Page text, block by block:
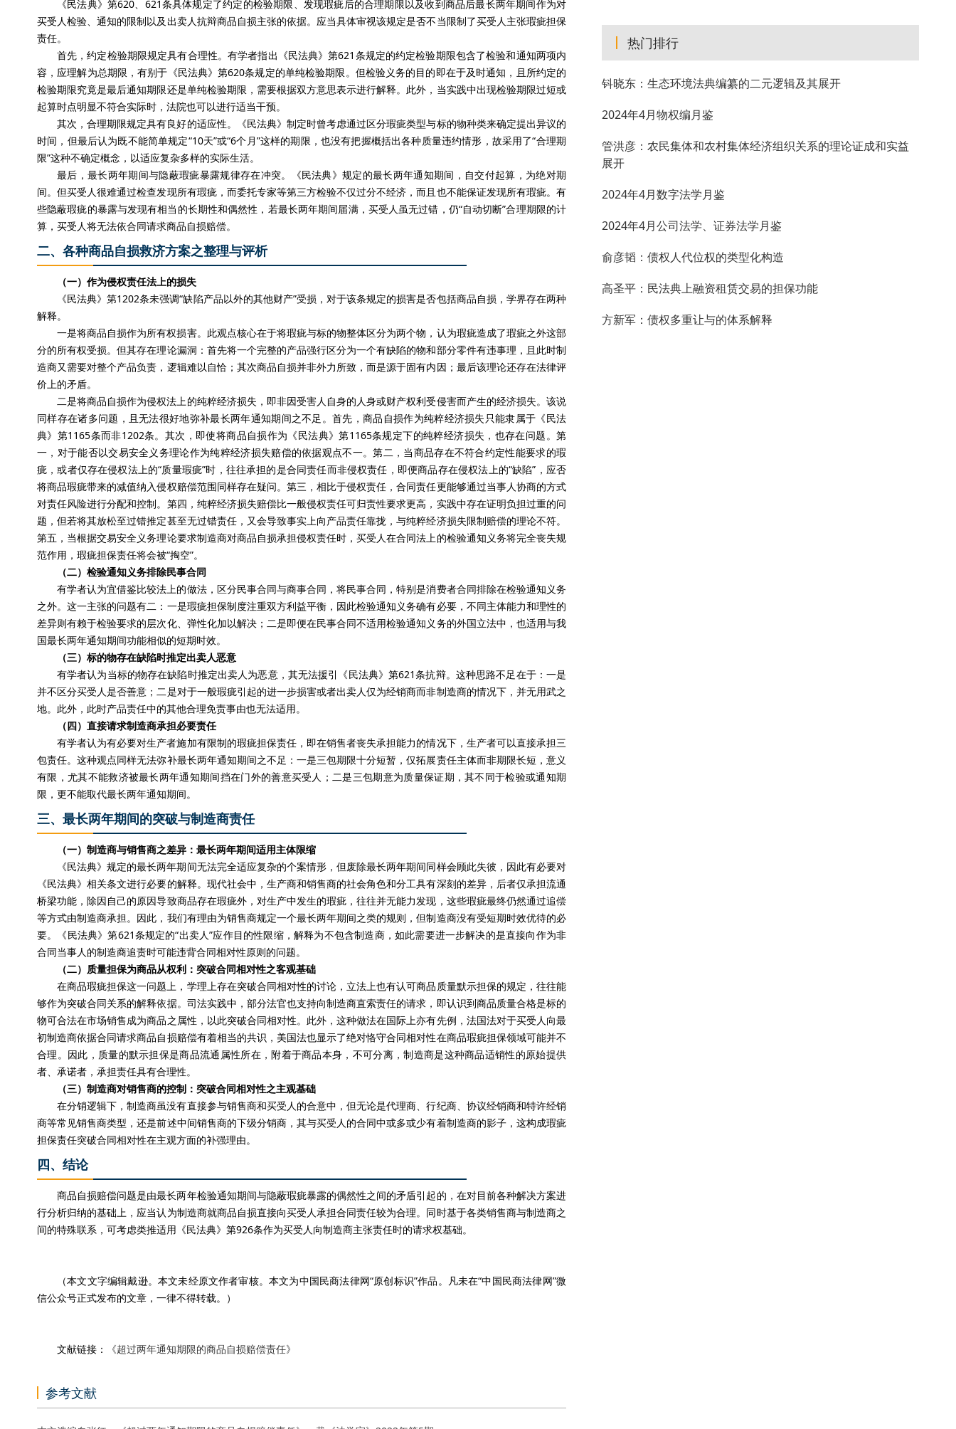
《民法典》第620、621条具体规定了约定的检验期限、发现瑕疵后的合理期限以及收到商品后最长两年期间作为对
买受人检验、通知的限制以及出卖人抗辩商品自损主张的依据。应当具体审视该规定是否不当限制了买受人主张瑕疵担保
责任。
首先，约定检验期限规定具有合理性。有学者指出《民法典》第621条规定的约定检验期限包含了检验和通知两项内
容，应理解为总期限，有别于《民法典》第620条规定的单纯检验期限。但检验义务的目的即在于及时通知，且所约定的
检验期限究竟是最后通知期限还是单纯检验期限，需要根据双方意思表示进行解释。此外，当实践中出现检验期限过短或
起算时点明显不符合实际时，法院也可以进行适当干预。
其次，合理期限规定具有良好的适应性。《民法典》制定时曾考虑通过区分瑕疵类型与标的物种类来确定提出异议的
时间，但最后认为既不能简单规定“10天”或“6个月”这样的期限，也没有把握概括出各种质量违约情形，故采用了“合理期
限”这种不确定概念，以适应复杂多样的实际生活。
最后，最长两年期间与隐蔽瑕疵暴露规律存在冲突。《民法典》规定的最长两年通知期间，自交付起算，为绝对期
间。但买受人很难通过检查发现所有瑕疵，而委托专家等第三方检验不仅过分不经济，而且也不能保证发现所有瑕疵。有
些隐蔽瑕疵的暴露与发现有相当的长期性和偶然性，若最长两年期间届满，买受人虽无过错，仍“自动切断”合理期限的计
算，买受人将无法依合同请求商品自损赔偿。
二、各种商品自损救济方案之整理与评析
（一）作为侵权责任法上的损失
《民法典》第1202条未强调“缺陷产品以外的其他财产”受损，对于该条规定的损害是否包括商品自损，学界存在两种
解释。
一是将商品自损作为所有权损害。此观点核心在于将瑕疵与标的物整体区分为两个物，认为瑕疵造成了瑕疵之外这部
分的所有权受损。但其存在理论漏洞：首先将一个完整的产品强行区分为一个有缺陷的物和部分零件有违事理，且此时制
造商又需要对整个产品负责，逻辑难以自恰；其次商品自损并非外力所致，而是源于固有内因；最后该理论还存在法律评
价上的矛盾。
二是将商品自损作为侵权法上的纯粹经济损失，即非因受害人自身的人身或财产权利受侵害而产生的经济损失。该说
同样存在诸多问题，且无法很好地弥补最长两年通知期间之不足。首先，商品自损作为纯粹经济损失只能隶属于《民法
典》第1165条而非1202条。其次，即使将商品自损作为《民法典》第1165条规定下的纯粹经济损失，也存在问题。第
一，对于能否以交易安全义务理论作为纯粹经济损失赔偿的依据观点不一。第二，当商品存在不符合约定性能要求的瑕
疵，或者仅存在侵权法上的“质量瑕疵”时，往往承担的是合同责任而非侵权责任，即便商品存在侵权法上的“缺陷”，应否
将商品瑕疵带来的减值纳入侵权赔偿范围同样存在疑问。第三，相比于侵权责任，合同责任更能够通过当事人协商的方式
对责任风险进行分配和控制。第四，纯粹经济损失赔偿比一般侵权责任可归责性要求更高，实践中存在证明负担过重的问
题，但若将其放松至过错推定甚至无过错责任，又会导致事实上向产品责任靠拢，与纯粹经济损失限制赔偿的理论不符。
第五，当根据交易安全义务理论要求制造商对商品自损承担侵权责任时，买受人在合同法上的检验通知义务将完全丧失规
范作用，瑕疵担保责任将会被“掏空”。
（二）检验通知义务排除民事合同
有学者认为宜借鉴比较法上的做法，区分民事合同与商事合同，将民事合同，特别是消费者合同排除在检验通知义务
之外。这一主张的问题有二：一是瑕疵担保制度注重双方利益平衡，因此检验通知义务确有必要，不同主体能力和理性的
差异则有赖于检验要求的层次化、弹性化加以解决；二是即便在民事合同不适用检验通知义务的外国立法中，也适用与我
国最长两年通知期间功能相似的短期时效。
（三）标的物存在缺陷时推定出卖人恶意
有学者认为当标的物存在缺陷时推定出卖人为恶意，其无法援引《民法典》第621条抗辩。这种思路不足在于：一是
并不区分买受人是否善意；二是对于一般瑕疵引起的进一步损害或者出卖人仅为经销商而非制造商的情况下，并无用武之
地。此外，此时产品责任中的其他合理免责事由也无法适用。
（四）直接请求制造商承担必要责任
有学者认为有必要对生产者施加有限制的瑕疵担保责任，即在销售者丧失承担能力的情况下，生产者可以直接承担三
包责任。这种观点同样无法弥补最长两年通知期间之不足：一是三包期限十分短暂，仅拓展责任主体而非期限长短，意义
有限，尤其不能救济被最长两年通知期间挡在门外的善意买受人；二是三包期意为质量保证期，其不同于检验或通知期
限，更不能取代最长两年通知期间。
三、最长两年期间的突破与制造商责任
（一）制造商与销售商之差异：最长两年期间适用主体限缩
《民法典》规定的最长两年期间无法完全适应复杂的个案情形，但废除最长两年期间同样会顾此失彼，因此有必要对
《民法典》相关条文进行必要的解释。现代社会中，生产商和销售商的社会角色和分工具有深刻的差异，后者仅承担流通
桥梁功能，除因自己的原因导致商品存在瑕疵外，对生产中发生的瑕疵，往往并无能力发现，这些瑕疵最终仍然通过追偿
等方式由制造商承担。因此，我们有理由为销售商规定一个最长两年期间之类的规则，但制造商没有受短期时效优待的必
要。《民法典》第621条规定的“出卖人”应作目的性限缩，解释为不包含制造商，如此需要进一步解决的是直接向作为非
合同当事人的制造商追责时可能违背合同相对性原则的问题。
（二）质量担保为商品从权利：突破合同相对性之客观基础
在商品瑕疵担保这一问题上，学理上存在突破合同相对性的讨论，立法上也有认可商品质量默示担保的规定，往往能
够作为突破合同关系的解释依据。司法实践中，部分法官也支持向制造商直索责任的请求，即认识到商品质量合格是标的
物可合法在市场销售成为商品之属性，以此突破合同相对性。此外，这种做法在国际上亦有先例，法国法对于买受人向最
初制造商依据合同请求商品自损赔偿有着相当的共识，美国法也显示了绝对恪守合同相对性在商品瑕疵担保领域可能并不
合理。因此，质量的默示担保是商品流通属性所在，附着于商品本身，不可分离，制造商是这种商品适销性的原始提供
者、承诺者，承担责任具有合理性。
（三）制造商对销售商的控制：突破合同相对性之主观基础
在分销逻辑下，制造商虽没有直接参与销售商和买受人的合意中，但无论是代理商、行纪商、协议经销商和特许经销
商等常见销售商类型，还是前述中间销售商的下级分销商，其与买受人的合同中或多或少有着制造商的影子，这构成瑕疵
担保责任突破合同相对性在主观方面的补强理由。
四、结论
商品自损赔偿问题是由最长两年检验通知期间与隐蔽瑕疵暴露的偶然性之间的矛盾引起的，在对目前各种解决方案进
行分析归纳的基础上，应当认为制造商就商品自损直接向买受人承担合同责任较为合理。同时基于各类销售商与制造商之
间的特殊联系，可考虑类推适用《民法典》第926条作为买受人向制造商主张责任时的请求权基础。
（本文文字编辑戴逊。本文未经原文作者审核。本文为中国民商法律网“原创标识”作品。凡未在“中国民商法律网”微
信公众号正式发布的文章，一律不得转载。）
文献链接： 《超过两年通知期限的商品自损赔偿责任》
参考文献
热门排行
钭晓东：生态环境法典编纂的二元逻辑及其展开
2024年4月物权编月鉴
管洪彦：农民集体和农村集体经济组织关系的理论证成和实益
展开
2024年4月数字法学月鉴
2024年4月公司法学、证券法学月鉴
俞彦韬：债权人代位权的类型化构造
高圣平：民法典上融资租赁交易的担保功能
方新军：债权多重让与的体系解释